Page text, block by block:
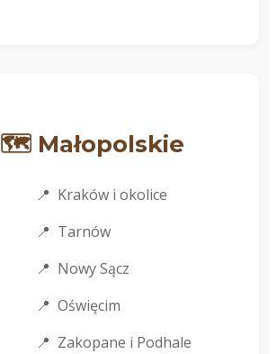
🗺️ Małopolskie
Kraków i okolice
Tarnów
Nowy Sącz
Oświęcim
Zakopane i Podhale